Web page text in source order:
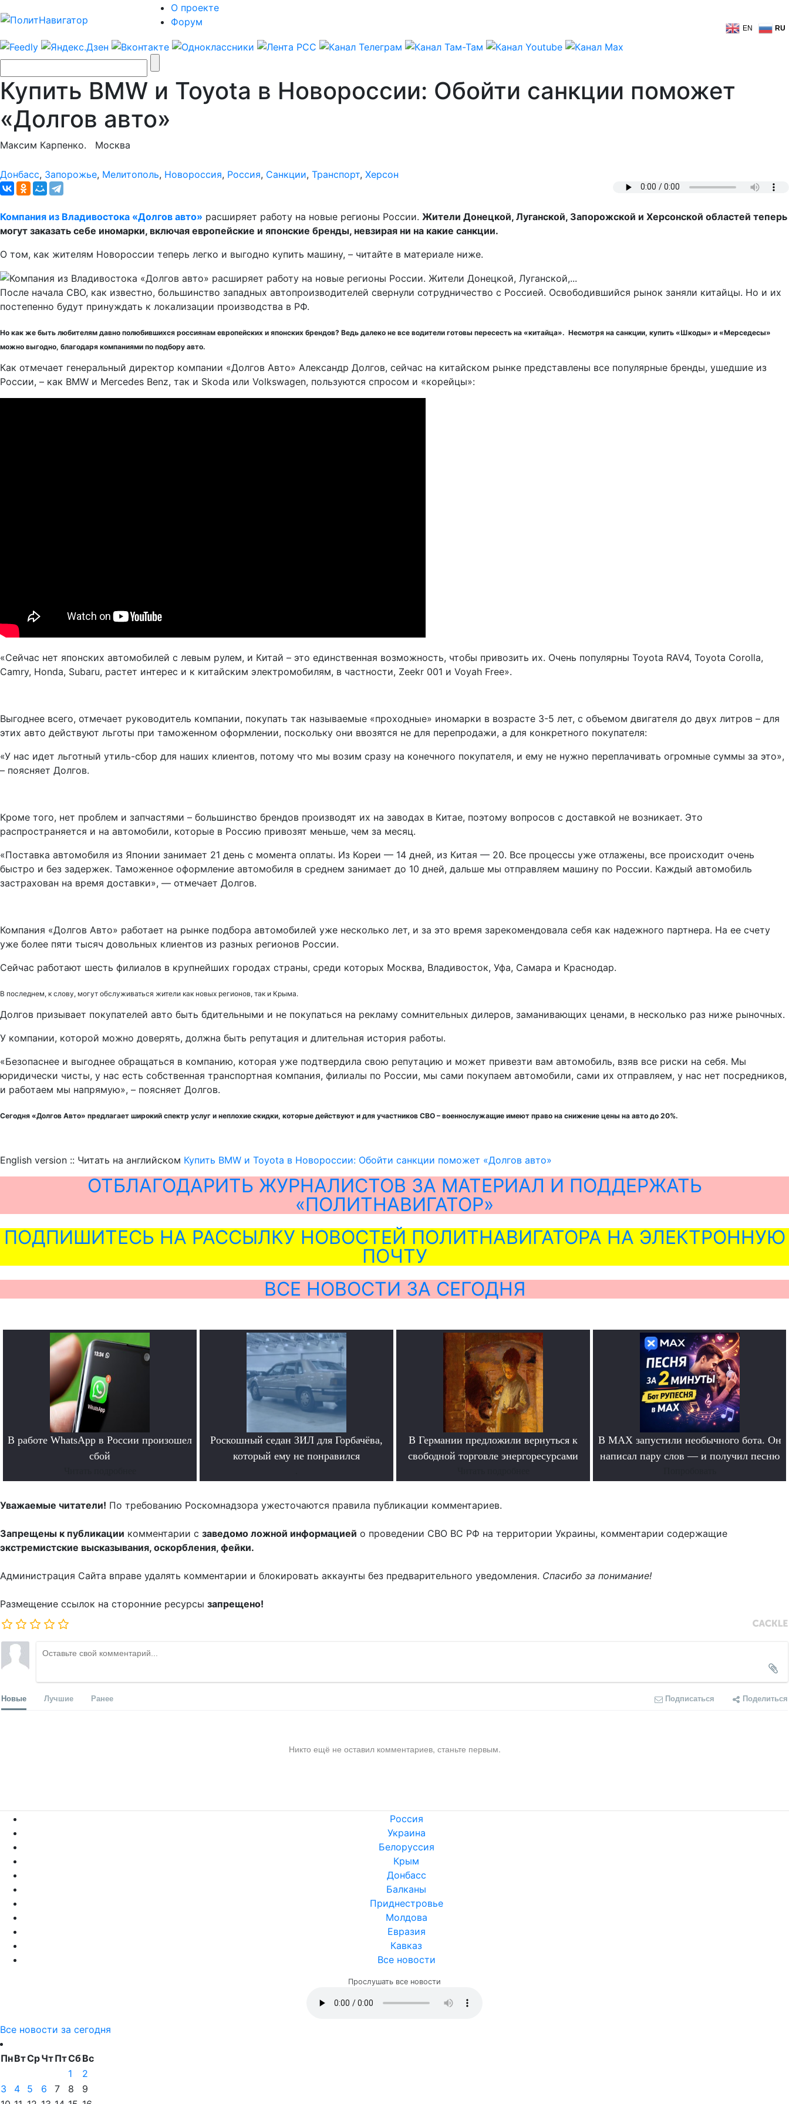
О проекте
Форум
EN RU
Купить BMW и Toyota в Новороссии: Обойти санкции поможет
«Долгов авто»
Максим Карпенко. Москва
Донбасс, Запорожье, Мелитополь, Новороссия, Россия, Санкции, Транспорт, Херсон
Компания из Владивостока «Долгов авто» расширяет работу на новые регионы России. Жители Донецкой, Луганской, Запорожской и Херсонской областей теперь
могут заказать себе иномарки, включая европейские и японские бренды, невзирая ни на какие санкции.
О том, как жителям Новороссии теперь легко и выгодно купить машину, – читайте в материале ниже.
После начала СВО, как известно, большинство западных автопроизводителей свернули сотрудничество с Россией. Освободившийся рынок заняли китайцы. Но и их
постепенно будут принуждать к локализации производства в РФ.
Но как же быть любителям давно полюбившихся россиянам европейских и японских брендов? Ведь далеко не все водители готовы пересесть на «китайца». Несмотря на санкции, купить «Шкоды» и «Мерседесы»
можно выгодно, благодаря компаниями по подбору авто.
Как отмечает генеральный директор компании «Долгов Авто» Александр Долгов, сейчас на китайском рынке представлены все популярные бренды, ушедшие из
России, – как BMW и Mercedes Benz, так и Skoda или Volkswagen, пользуются спросом и «корейцы»:
«Сейчас нет японских автомобилей с левым рулем, и Китай – это единственная возможность, чтобы привозить их. Очень популярны Toyota RAV4, Toyota Corolla,
Camry, Honda, Subaru, растет интерес и к китайским электромобилям, в частности, Zeekr 001 и Voyah Free».
Выгоднее всего, отмечает руководитель компании, покупать так называемые «проходные» иномарки в возрасте 3-5 лет, с объемом двигателя до двух литров – для
этих авто действуют льготы при таможенном оформлении, поскольку они ввозятся не для перепродажи, а для конкретного покупателя:
«У нас идет льготный утиль-сбор для наших клиентов, потому что мы возим сразу на конечного покупателя, и ему не нужно переплачивать огромные суммы за это»,
– поясняет Долгов.
Кроме того, нет проблем и запчастями – большинство брендов производят их на заводах в Китае, поэтому вопросов с доставкой не возникает. Это
распространяется и на автомобили, которые в Россию привозят меньше, чем за месяц.
«Поставка автомобиля из Японии занимает 21 день с момента оплаты. Из Кореи — 14 дней, из Китая — 20. Все процессы уже отлажены, все происходит очень
быстро и без задержек. Таможенное оформление автомобиля в среднем занимает до 10 дней, дальше мы отправляем машину по России. Каждый автомобиль
застрахован на время доставки», — отмечает Долгов.
Компания «Долгов Авто» работает на рынке подбора автомобилей уже несколько лет, и за это время зарекомендовала себя как надежного партнера. На ее счету
уже более пяти тысяч довольных клиентов из разных регионов России.
Сейчас работают шесть филиалов в крупнейших городах страны, среди которых Москва, Владивосток, Уфа, Самара и Краснодар.
В последнем, к слову, могут обслуживаться жители как новых регионов, так и Крыма.
Долгов призывает покупателей авто быть бдительными и не покупаться на рекламу сомнительных дилеров, заманивающих ценами, в несколько раз ниже рыночных.
У компании, которой можно доверять, должна быть репутация и длительная история работы.
«Безопаснее и выгоднее обращаться в компанию, которая уже подтвердила свою репутацию и может привезти вам автомобиль, взяв все риски на себя. Мы
юридически чисты, у нас есть собственная транспортная компания, филиалы по России, мы сами покупаем автомобили, сами их отправляем, у нас нет посредников,
и работаем мы напрямую», – поясняет Долгов.
Сегодня «Долгов Авто» предлагает широкий спектр услуг и неплохие скидки, которые действуют и для участников СВО – военнослужащие имеют право на снижение цены на авто до 20%.
English version :: Читать на английском Купить BMW и Toyota в Новороссии: Обойти санкции поможет «Долгов авто»
ОТБЛАГОДАРИТЬ ЖУРНАЛИСТОВ ЗА МАТЕРИАЛ И ПОДДЕРЖАТЬ
«ПОЛИТНАВИГАТОР»
ПОДПИШИТЕСЬ НА РАССЫЛКУ НОВОСТЕЙ ПОЛИТНАВИГАТОРА НА ЭЛЕКТРОННУЮ
ПОЧТУ
ВСЕ НОВОСТИ ЗА СЕГОДНЯ
В работе WhatsApp в России произошел
сбой
Роскошный седан ЗИЛ для Горбачёва,
который ему не понравился
В Германии предложили вернуться к
свободной торговле энергоресурсами
В MAX запустили необычного бота. Он
написал пару слов — и получил песню
Уважаемые читатели! По требованию Роскомнадзора ужесточаются правила публикации комментариев.
Запрещены к публикации комментарии с заведомо ложной информацией о проведении СВО ВС РФ на территории Украины, комментарии содержащие
экстремистские высказывания, оскорбления, фейки.
Администрация Сайта вправе удалять комментарии и блокировать аккаунты без предварительного уведомления. Спасибо за понимание!
Размещение ссылок на сторонние ресурсы запрещено!
Новые Лучшие Ранее Подписаться Поделиться
Никто ещё не оставил комментариев, станьте первым.
Россия
Украина
Белоруссия
Крым
Донбасс
Балканы
Приднестровье
Молдова
Евразия
Кавказ
Все новости
Прослушать все новости
Все новости за сегодня
ПнВтСрЧтПтСбВс
1
2
3
4 5 6 7 8
9